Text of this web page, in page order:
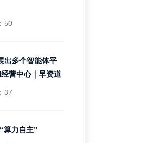
50
出多个智能体平
营中心｜早资道
37
算力自主”